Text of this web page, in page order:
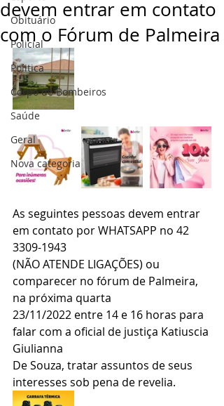
Obituário
Policial
Politica
Corpo de Bombeiros
Saúde
Geral
Nova categoria
devem entrar em contato
com o Fórum de Palmeira
As seguintes pessoas devem entrar
em contato por WHATSAPP no 42
3309-1943
(NÃO ATENDE LIGAÇÕES) ou
comparecer no fórum de Palmeira,
na próxima quarta
23/11/2022 entre 14 e 16 horas para
falar com a oficial de justiça Katiuscia
Giulianna
De Souza, tratar assuntos de seus
interesses sob pena de revelia.